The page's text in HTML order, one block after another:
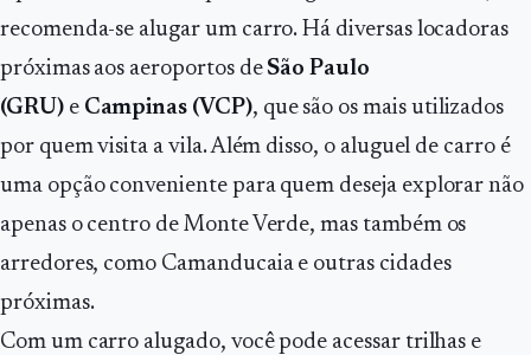
recomenda-se alugar um carro. Há diversas locadoras
próximas aos aeroportos de São Paulo
(GRU)e Campinas (VCP), que são os mais utilizados
por quem visita a vila. Além disso, o aluguel de carro é
uma opção conveniente para quem deseja explorar não
apenas o centro de Monte Verde, mas também os
arredores, como Camanducaia e outras cidades
próximas.
Com um carro alugado, você pode acessar trilhas e